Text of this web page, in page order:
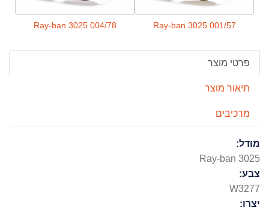
Ray-ban 3025 001/57
Ray-ban 3025 004/78
פרטי מוצר
תיאור מוצר
מרכיבים
מודל:
Ray-ban 3025
צבע:
W3277
יצרן: